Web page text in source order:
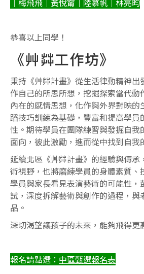
恭喜以上同學！
《艸茻工作坊》
秉持《艸茻計畫》從生活律動精神出
作自己的所思所想，挖掘探索當代動
內在的感情思想，化作與外界對映的
蹈技巧訓練為基礎，豐富和提高學員
性。期待學員在團隊練習與發掘自我
面向，彼此激勵，進而從中找到自我
延續北區《艸茻計畫》的經驗與傳承
術視野，也將磨練學員的身體素質、
學員與家長看見表演藝術的可能性，
試，深度拆解藝術與創作的過程，與
品。
深切渴望讓孩子的未來，能夠飛得更
報名請點選： 中區甄選報名表